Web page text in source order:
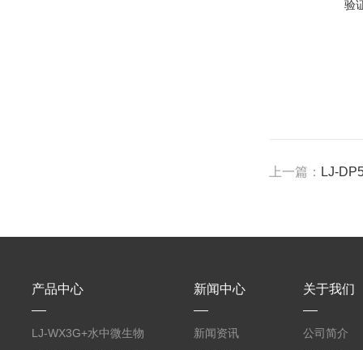
验
上一篇： LJ-
产品中心
LJ-WX3G+水中微生物
新闻中心
新闻资讯
关于我们
公司简介